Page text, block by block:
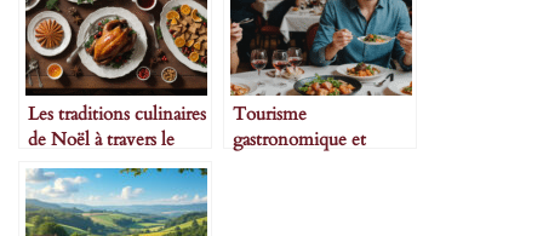
Les traditions culinaires
de Noël à travers le
monde
Tourisme
gastronomique et